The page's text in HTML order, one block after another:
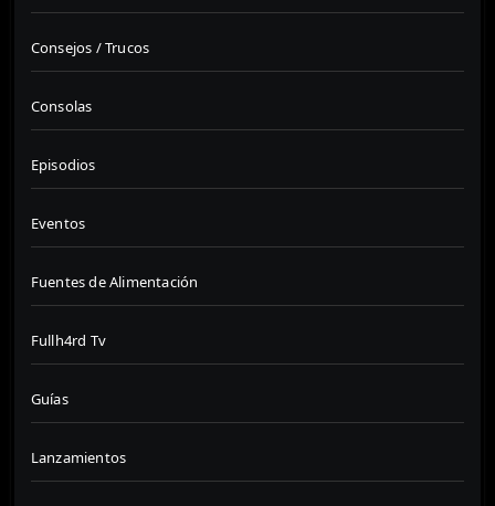
Consejos / Trucos
Consolas
Episodios
Eventos
Fuentes de Alimentación
Fullh4rd Tv
Guías
Lanzamientos